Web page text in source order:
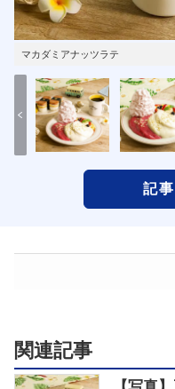
マカダミアナッツラテ
記
関連記事